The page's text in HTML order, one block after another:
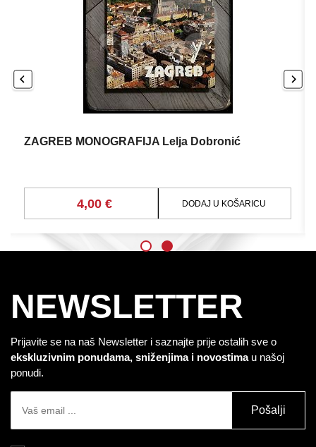
ZAGREB MONOGRAFIJA Lelja Dobronić
4,00 € DODAJ U KOŠARICU
NEWSLETTER
Prijavite se na naš Newsletter i saznajte prije ostalih sve o
ekskluzivnim ponudama, sniženjima i novostimau našoj
ponudi.
Pošalji